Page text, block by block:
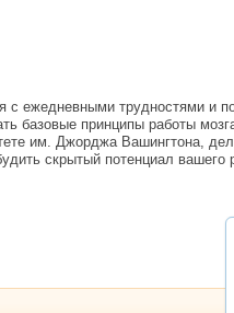
с ежедневными трудностями и
базовые принципы работы
им. Джорджа Вашингтона,
скрытый потенциал вашего